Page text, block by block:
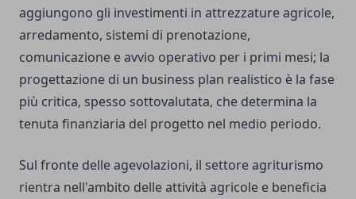
aggiungono gli investimenti in attrezzature agricole,
arredamento, sistemi di prenotazione,
comunicazione e avvio operativo per i primi mesi; la
progettazione di un business plan realistico è la fase
più critica, spesso sottovalutata, che determina la
tenuta finanziaria del progetto nel medio periodo.
Sul fronte delle agevolazioni, il settore agriturismo
rientra nell'ambito delle attività agricole e beneficia